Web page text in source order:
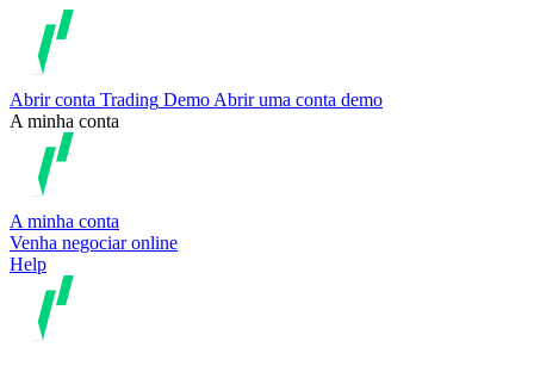
Abrir conta Trading Demo Abrir uma conta demo
A minha conta
A minha conta
Venha negociar online
Help